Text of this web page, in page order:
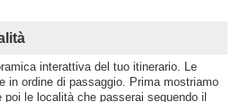
interattiva del tuo itinerario. Le
in ordine di passaggio. Prima mostriamo
le località che passerai seguendo il